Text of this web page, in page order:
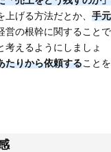
げる方法だとか、 手元
営の根幹に関することで
考えるようにしましょ
たりから依頼することを